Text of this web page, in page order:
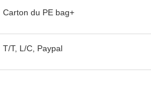
Carton du PE bag+
T/T, L/C, Paypal